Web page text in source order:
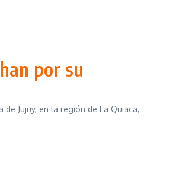
por su
Jujuy, en la región de La Quiaca,